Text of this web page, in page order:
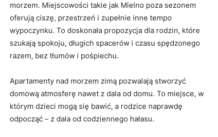
morzem. Miejscowości takie jak Mielno poza sezonem
oferują ciszę, przestrzeń i zupełnie inne tempo
wypoczynku. To doskonała propozycja dla rodzin, które
szukają spokoju, długich spacerów i czasu spędzonego
razem, bez tłumów i pośpiechu.
Apartamenty nad morzem zimą pozwalają stworzyć
domową atmosferę nawet z dala od domu. To miejsce, w
którym dzieci mogą się bawić, a rodzice naprawdę
odpocząć – z dala od codziennego hałasu.